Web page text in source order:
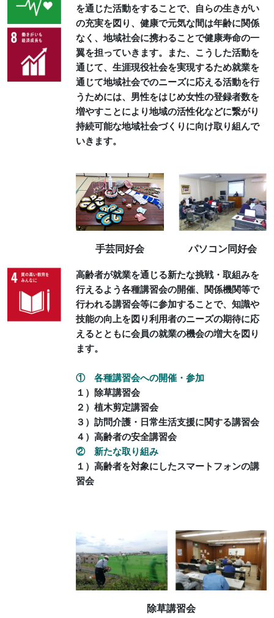
を通じた活動をすることで、自らの生きがい
の充実を図り、健康で元気な間は年齢に関係
なく、地域社会に携わることで健康寿命の一
翼を担っていきます。また、こうした活動を
通じて、生涯現役社会を実現するため就業を
通じて地域社会でのニーズに応える活動を行
うためには、男性をはじめ女性の登録者数を
増やすことにより地域の活性化などに繋がり
持続可能な地域社会づくりに向け取り組んで
いきます。
手芸同好会 パソコン同好会
高齢者が就業を通じる新たな挑戦・取組みを
行えるよう各種講習会の開催、関係機関等で
行われる講習会等に参加することで、知識や
技能の向上を図り利用者のニーズの期待に応
えるとともに会員の就業の機会の増大を図り
ます。
① 各種講習会への開催・参加
１）除草講習会
２）植木剪定講習会
３）訪問介護・日常生活支援に関する講習会
４）高齢者の安全講習会
② 新たな取り組み
１）高齢者を対象にしたスマートフォンの講
習会
除草講習会